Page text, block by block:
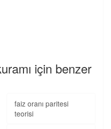
için benzer
faiz oranı paritesi
teorisi